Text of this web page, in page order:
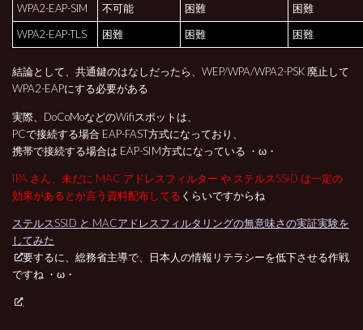
WPA2-EAP-SIM
不可能 困難
困難
WPA2-EAP-TLS
困難 困難 困難
結論として、共通鍵のはなしだったら、WEP/WPA/WPA2-PSK 廃止して
WPA2-EAPにする必要がある
実際、DoCoMoなどのWifiスポットは、
PCで接続する場合 EAP-FAST方式になっており、
携帯で接続する場合は EAP-SIM方式になっている ・ω・
IPA さん、未だに MAC アドレスフィルター や ステルスSSID は一定の
効果があるとか言う資料配布してる くらいですからね
ステルスSSID と MACアドレスフィルタリングの無意味さの実証実験を
してみた
要するに、総務省主導で、日本人の情報リテラシーを低下させる作戦
ですね ・ω・